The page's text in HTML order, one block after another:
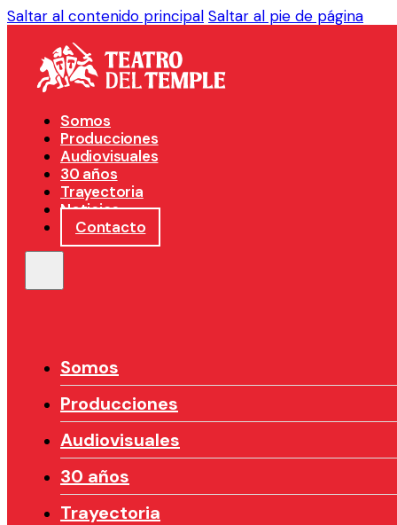
Saltar al contenido principal Saltar al pie de página
Somos
Producciones
Audiovisuales
30 años
Trayectoria
Noticias
Contacto
Somos
Producciones
Audiovisuales
30 años
Trayectoria